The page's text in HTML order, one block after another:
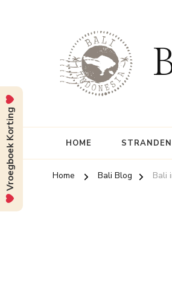
HOME STRANDEN
Home Bali Blog Bali
Vroegboek Korting